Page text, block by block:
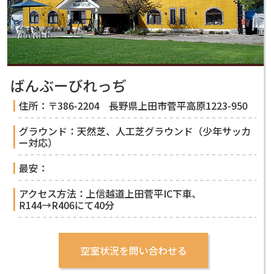
ばんぶーびれっぢ
住所：〒386-2204 長野県上田市菅平高原1223-950
グラウンド：天然芝、人工芝グラウンド（少年サッカ
ー対応）
最安：
アクセス方法：上信越道上田菅平IC下車、
R144→R406にて40分